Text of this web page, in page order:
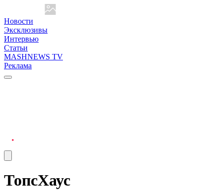
Новости
Эксклюзивы
Интервью
Статьи
MASHNEWS TV
Реклама
ТопсХаус